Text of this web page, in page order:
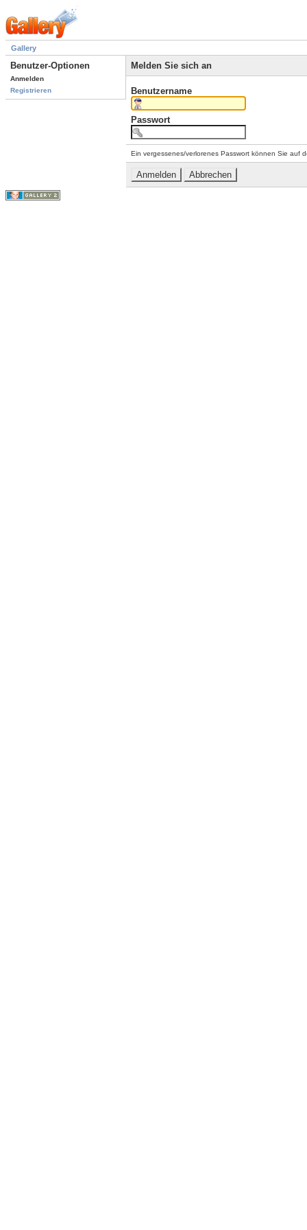
Gallery
Benutzer-Optionen
Anmelden
Registrieren
Melden Sie sich an
Benutzername
Passwort
Ein vergessenes/verlorenes Passwort können Sie auf